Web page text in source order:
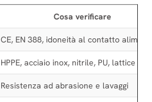
Cosa verificare
CE, EN 388, idoneità al contatto
HPPE, acciaio inox, nitrile, PU, lattice
Resistenza ad abrasione e lavaggi